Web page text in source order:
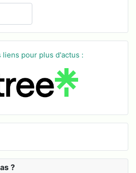
pour plus d'actus :
?